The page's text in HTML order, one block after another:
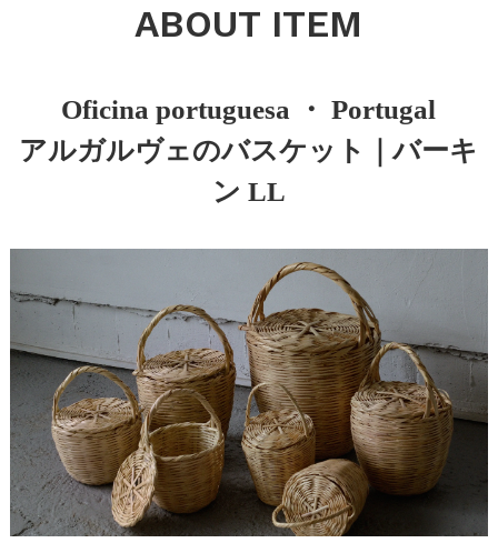
ABOUT ITEM
Oficina portuguesa ・ Portugal
アルガルヴェのバスケット｜バーキ
ン LL